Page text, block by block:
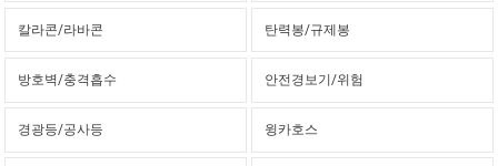
칼라콘/라바콘 탄력봉/규제봉
방호벽/충격흡수 안전경보기/위험
경광등/공사등 윙카호스